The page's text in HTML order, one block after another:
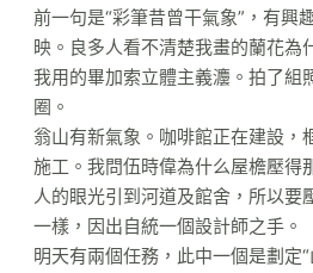
前一句是“彩筆昔曾干氣象”，有興
映。良多人看不清楚我畫的蘭花為
我用的畢加索立體主義灋。拍了組
圈。
翁山有新氣象。咖啡館正在建設，
施工。我問伍時偉為什么屋檐壓得
人的眼光引到河道及館舍，所以要
一樣，因出自統一個設計師之手。
明天有兩個任務，此中一個是劃定